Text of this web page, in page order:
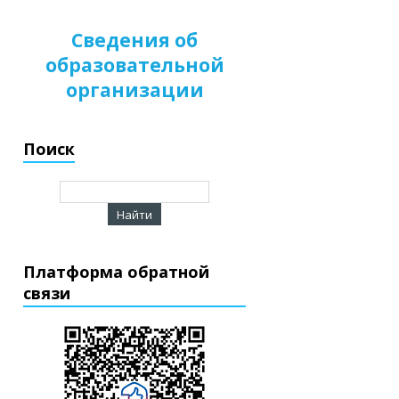
Сведения об
образовательной
организации
Поиск
Платформа обратной
связи